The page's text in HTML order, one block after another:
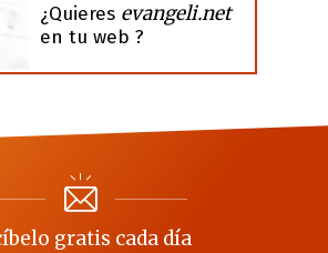
¿Quieres evangeli.net
en tu web ?
gratis cada día